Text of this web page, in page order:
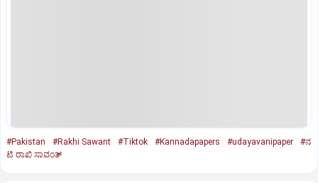
#Pakistan #Rakhi Sawant #Tiktok #Kannadapapers #udayavanipaper
#ನ
ಟಿ ರಾಖಿ ಸಾವಂತ್‌